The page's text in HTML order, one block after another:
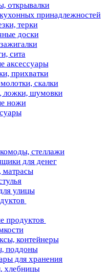
открывалки
принадлежностей
терки
доски
сита
аксессуары
прихватки
скалки
ложки, шумовки
ножи
стеллажи
для денег
матрасы
улицы
продуктов
контейнеры
поддоны
для хранения
хлебницы